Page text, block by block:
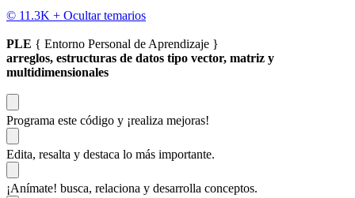
© 11.3K + Ocultar temarios
PLE { Entorno Personal de Aprendizaje }
arreglos, estructuras de datos tipo vector, matriz y
multidimensionales
Programa este código y ¡realiza mejoras!
Edita, resalta y destaca lo más importante.
¡Anímate! busca, relaciona y desarrolla conceptos.